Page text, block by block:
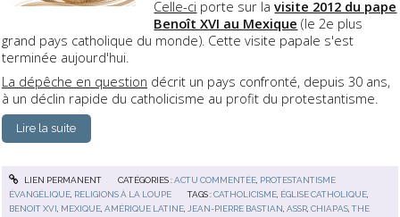
Celle-ci porte sur lavisite 2012 du pape
Benoît XVI au Mexique (le 2e plus
grand pays catholique du monde). Cette visite papale s'est
terminée aujourd'hui.
La dépêche en question décrit un pays confronté, depuis 30 ans,
à un déclin rapide du catholicisme au profit du protestantisme.
Lire la suite
LIEN PERMANENT CATÉGORIES :ACTU COMMENTÉE, PROTESTANTISME
ÉVANGÉLIQUE RELIGIONS À LA LOUPE TAGS :CATHOLICISME ÉGLISE CATHOLIQUE
BENOIT XVI MEXIQUE ,AMÉRIQUE LATINE JEAN-PIERRE BASTIAN ,ASSR ,CHIAPAS ,THE